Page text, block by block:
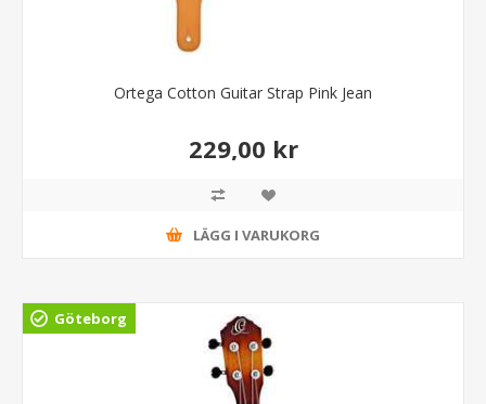
Ortega Cotton Guitar Strap Pink Jean
229,00 kr
LÄGG I VARUKORG
Göteborg